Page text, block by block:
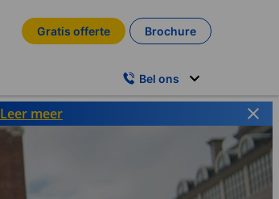
Gratis offerte Brochure
Bel ons
Leer meer